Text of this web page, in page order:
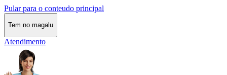
Pular para o conteudo principal
Tem no magalu
Atendimento